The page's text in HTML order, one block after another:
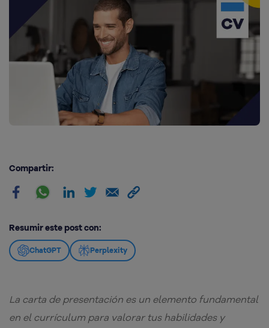
Compartir:
Resumir este post con:
ChatGPT Perplexity
La carta de presentación es un elemento fundamental
en el currículum para valorar tus habilidades y